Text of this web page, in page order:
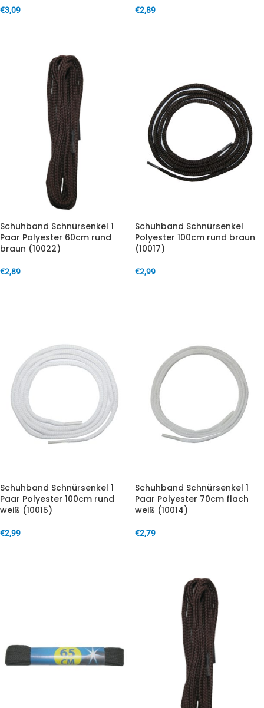
€3,09 €2,89
Schuhband Schnürsenkel 1
Paar Polyester 60cm rund
braun (10022)
€2,89
Schuhband Schnürsenkel
Polyester 100cm rund braun
(10017)
€2,99
Schuhband Schnürsenkel 1
Paar Polyester 100cm rund
weiß (10015)
€2,99
Schuhband Schnürsenkel 1
Paar Polyester 70cm flach
weiß (10014)
€2,79